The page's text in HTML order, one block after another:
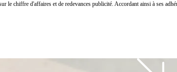
le chiffre d'affaires et de redevances publicité. Accordant ainsi à ses